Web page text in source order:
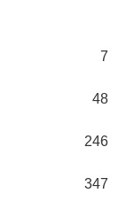
7
48
246
347